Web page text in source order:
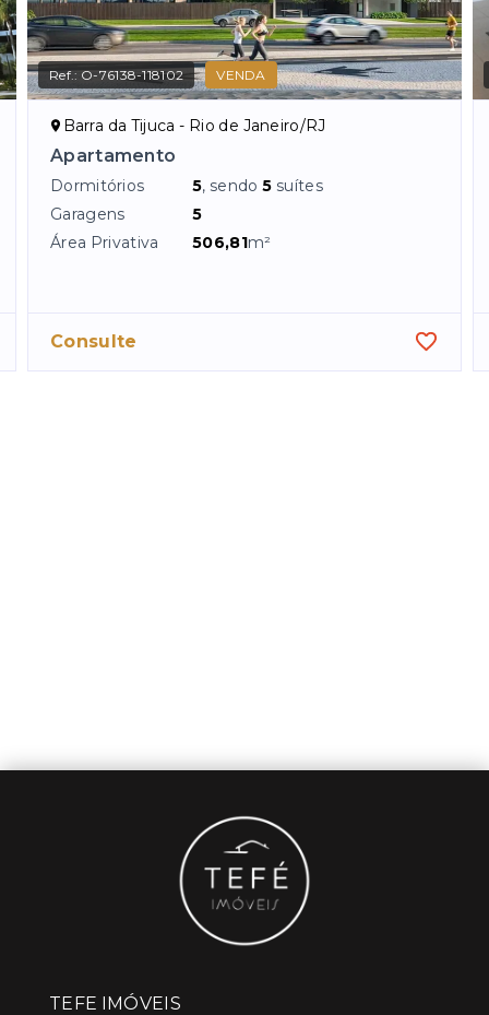
Ref.:O-76138-118102 VENDA
Barra da Tijuca - Rio de Janeiro/RJ
Apartamento
Dormitórios 5, sendo5 suítes
Garagens
5
Área Privativa
506,81m²
Consulte
TEFE IMÓVEIS